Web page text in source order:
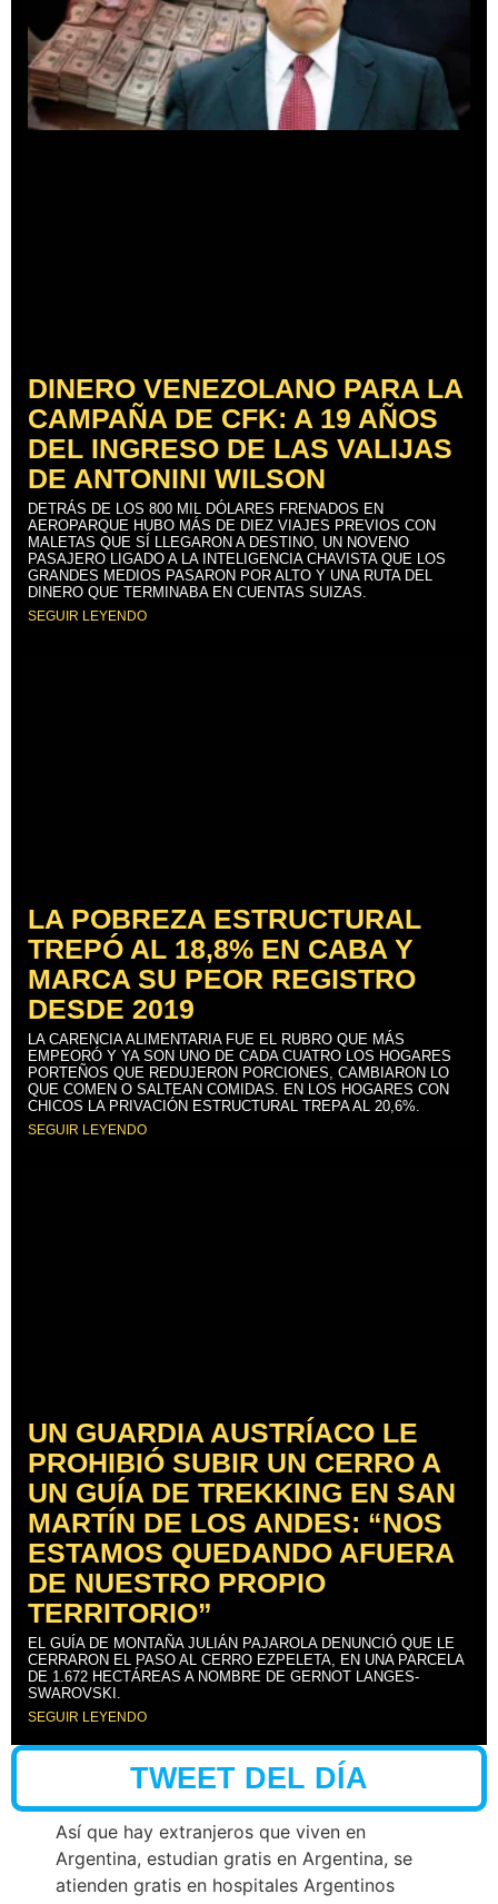
DINERO VENEZOLANO PARA LA
CAMPAÑA DE CFK: A 19 AÑOS
DEL INGRESO DE LAS VALIJAS
DE ANTONINI WILSON
DETRÁS DE LOS 800 MIL DÓLARES FRENADOS EN
AEROPARQUE HUBO MÁS DE DIEZ VIAJES PREVIOS CON
MALETAS QUE SÍ LLEGARON A DESTINO, UN NOVENO
PASAJERO LIGADO A LA INTELIGENCIA CHAVISTA QUE LOS
GRANDES MEDIOS PASARON POR ALTO Y UNA RUTA DEL
DINERO QUE TERMINABA EN CUENTAS SUIZAS.
SEGUIR LEYENDO
LA POBREZA ESTRUCTURAL
TREPÓ AL 18,8% EN CABA Y
MARCA SU PEOR REGISTRO
DESDE 2019
LA CARENCIA ALIMENTARIA FUE EL RUBRO QUE MÁS
EMPEORÓ Y YA SON UNO DE CADA CUATRO LOS HOGARES
PORTEÑOS QUE REDUJERON PORCIONES, CAMBIARON LO
QUE COMEN O SALTEAN COMIDAS. EN LOS HOGARES CON
CHICOS LA PRIVACIÓN ESTRUCTURAL TREPA AL 20,6%.
SEGUIR LEYENDO
UN GUARDIA AUSTRÍACO LE
PROHIBIÓ SUBIR UN CERRO A
UN GUÍA DE TREKKING EN SAN
MARTÍN DE LOS ANDES: “NOS
ESTAMOS QUEDANDO AFUERA
DE NUESTRO PROPIO
TERRITORIO”
EL GUÍA DE MONTAÑA JULIÁN PAJAROLA DENUNCIÓ QUE LE
CERRARON EL PASO AL CERRO EZPELETA, EN UNA PARCELA
DE 1.672 HECTÁREAS A NOMBRE DE GERNOT LANGES-
SWAROVSKI.
SEGUIR LEYENDO
TWEET DEL DÍA
Así que hay extranjeros que viven en
Argentina, estudian gratis en Argentina, se
atienden gratis en hospitales Argentinos